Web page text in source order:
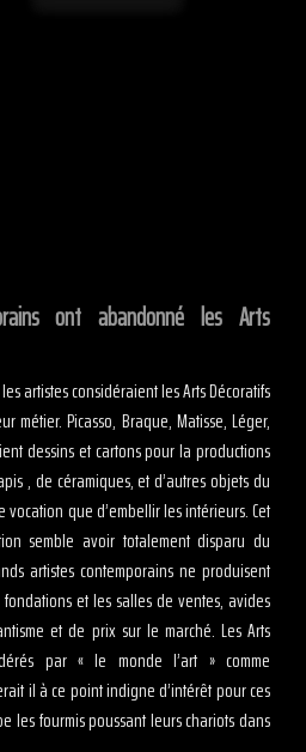
ont abandonné les Arts
artistes considéraient les Arts Décoratifs
métier. Picasso, Braque, Matisse, Léger,
dessins et cartons pour la productions
, de céramiques, et d’autres objets du
que d’embellir les intérieurs. Cet
semble avoir totalement disparu du
artistes contemporains ne produisent
et les salles de ventes, avides
et de prix sur le marché. Les Arts
par « le monde l’art » comme
il à ce point indigne d’intérêt pour ces
les fourmis poussant leurs chariots dans